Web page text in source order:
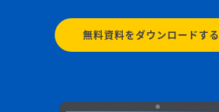
無料資料をダウンロードする